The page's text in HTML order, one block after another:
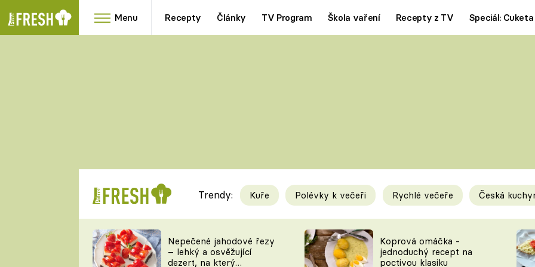
Menu Recepty Články TV Program Škola vaření Recepty z TV Speciál: Cuketa
RYCHLOVKY
Videorecepty
TEĎ VAŘÍ ŠÉF!
Tipy a triky
KAM ZA JÍDLEM
Trendy: Kuře Polévky k večeři Rychlé večeře Česká
Nepečené jahodové řezy
– lehký a osvěžující
dezert, na který
Koprová omáčka -
jednoduchý recept na
poctivou klasiku